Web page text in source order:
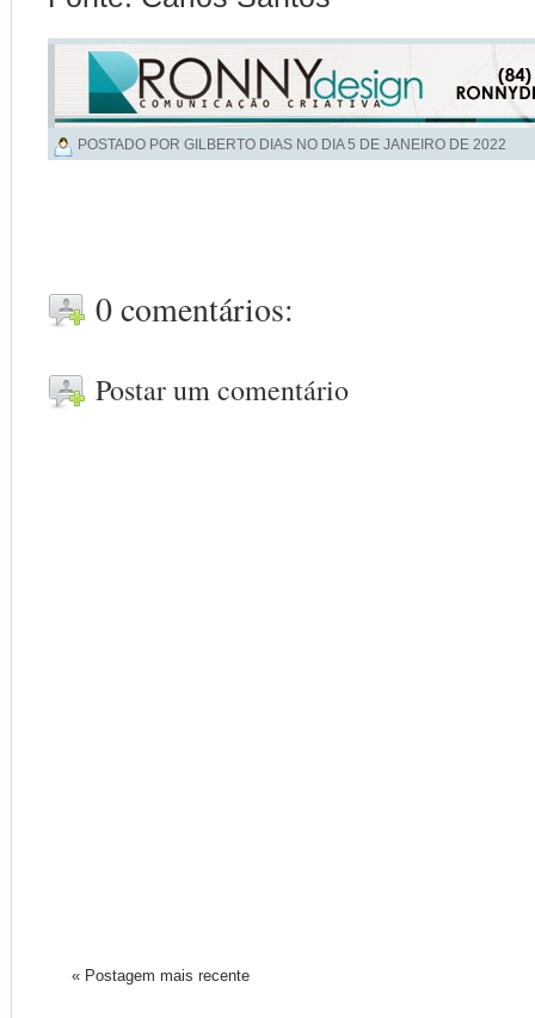
POSTADO POR GILBERTO DIAS NO DIA5 DE JANEIRO DE 2022
0 comentários:
Postar um comentário
« Postagem mais recente